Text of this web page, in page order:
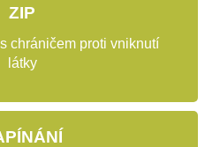
ZIP
chráničem proti vniknutí
látky